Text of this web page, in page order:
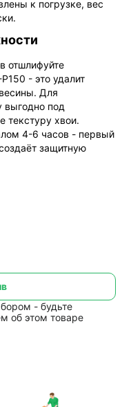
к погрузке, вес
отшлифуйте
- это удалит
Для
выгодно под
текстуру хвои.
4-6 часов - первый
защитную
- будьте
об этом товаре